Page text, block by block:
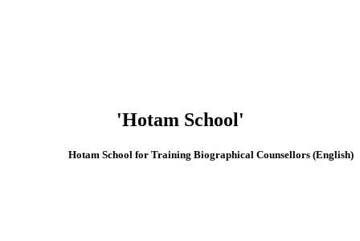
'Hotam School'
(English) Hotam School for Training Biographical Counsellors